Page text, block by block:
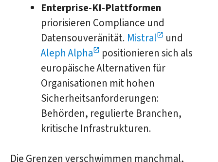
Enterprise-KI-Plattformen
priorisieren Compliance und
Datensouveränität. Mistral
und
Aleph Alpha
positionieren sich als
europäische Alternativen für
Organisationen mit hohen
Sicherheitsanforderungen:
Behörden, regulierte Branchen,
kritische Infrastrukturen.
Die Grenzen verschwimmen manchmal,